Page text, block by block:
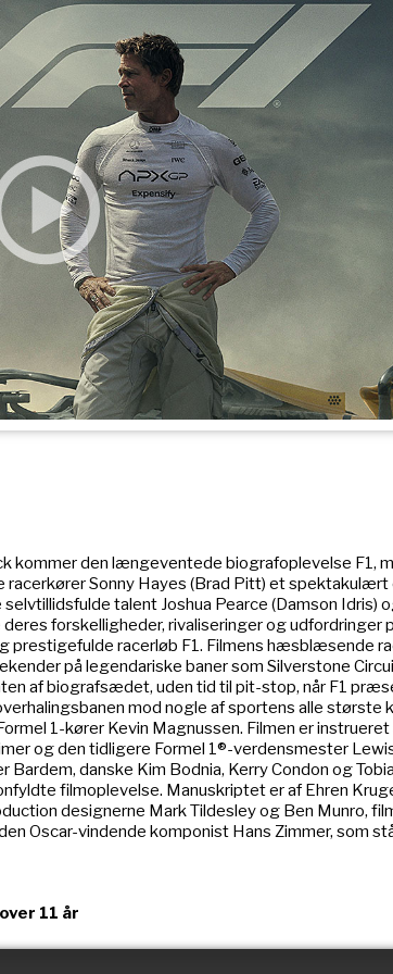
kommer den længeventede biografoplevelse F1,
racerkører Sonny Hayes (Brad Pitt) et spektakulært
talent Joshua Pearce (Damson Idris)
forskelligheder, rivaliseringer og udfordringer
prestigefulde racerløb F1. Filmens hæsblæsende
på legendariske baner som Silverstone
af biografsædet, uden tid til pit-stop, når F1
mod nogle af sportens alle største
1-kører Kevin Magnussen. Filmen er
og den tidligere Formel 1®-verdensmester
Bardem, danske Kim Bodnia, Kerry Condon og
filmoplevelse. Manuskriptet er af Ehren
designerne Mark Tildesley og Ben Munro,
Oscar-vindende komponist Hans Zimmer, som
11 år